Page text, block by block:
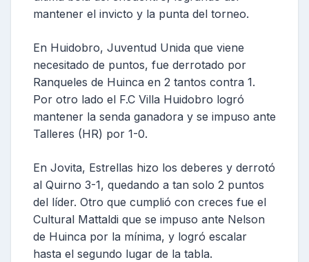
mantener el invicto y la punta del torneo.
En Huidobro, Juventud Unida que viene
necesitado de puntos, fue derrotado por
Ranqueles de Huinca en 2 tantos contra 1.
Por otro lado el F.C Villa Huidobro logró
mantener la senda ganadora y se impuso ante
Talleres (HR) por 1-0.
En Jovita, Estrellas hizo los deberes y derrotó
al Quirno 3-1, quedando a tan solo 2 puntos
del líder. Otro que cumplió con creces fue el
Cultural Mattaldi que se impuso ante Nelson
de Huinca por la mínima, y logró escalar
hasta el segundo lugar de la tabla.